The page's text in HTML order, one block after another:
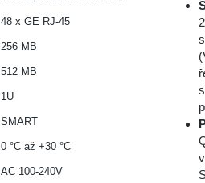
48 x GE RJ-45
256 MB
512 MB
1U
SMART
0 °С až +30 °С
AC 100-240V